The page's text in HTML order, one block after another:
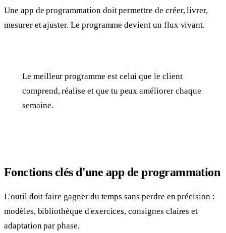
Une app de programmation doit permettre de créer, livrer,
mesurer et ajuster. Le programme devient un flux vivant.
Le meilleur programme est celui que le client
comprend, réalise et que tu peux améliorer chaque
semaine.
Fonctions clés d'une app de programmation
L'outil doit faire gagner du temps sans perdre en précision :
modèles, bibliothèque d'exercices, consignes claires et
adaptation par phase.